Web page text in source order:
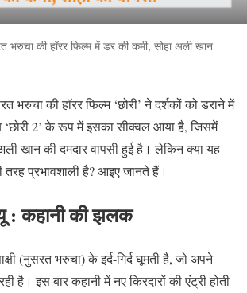
भरुचा की हॉरर फिल्म में डर की कमी, सोहा अली खान
भरुचा की हॉरर फिल्म ‘छोरी’ ने दर्शकों को डराने में
2’ के रूप में इसका सीक्वल आया है, जिसमें
खान की दमदार वापसी हुई है। लेकिन क्या यह
तरह प्रभावशाली है? आइए जानते हैं।
: कहानी की झलक
(नुसरत भरुचा) के इर्द-गिर्द घूमती है, जो अपने
है। इस बार कहानी में नए किरदारों की एंट्री होती